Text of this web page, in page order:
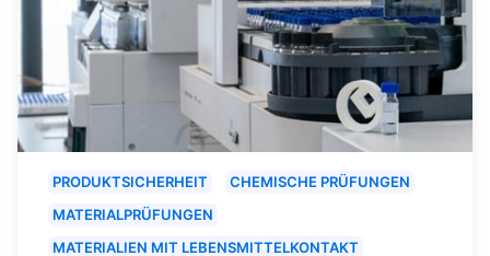
PRODUKTSICHERHEIT
CHEMISCHE PRÜFUNGEN
MATERIALPRÜFUNGEN
MATERIALIEN MIT LEBENSMITTELKONTAKT